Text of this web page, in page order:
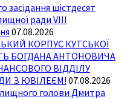
засідання шістдесят
ради VIII
07.08.2026
КОРПУС КУТСЬКОЇ
БОГДАНА АНТОНОВИЧА
ВІДДІЛУ
З ЮВІЛЕЄМ! 07.08.2026
голови Дмитра